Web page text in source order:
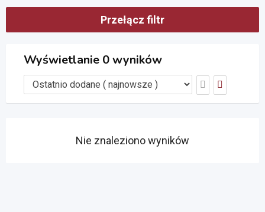
Przełącz filtr
Wyświetlanie 0 wyników
Nie znaleziono wyników